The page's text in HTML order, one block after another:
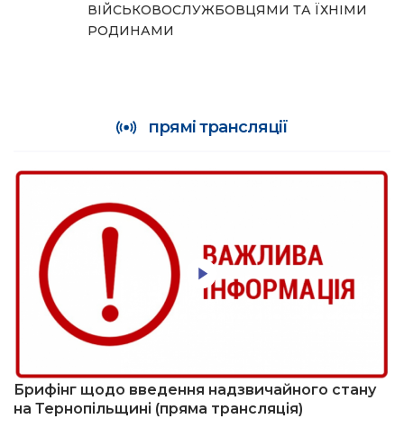
ВІЙСЬКОВОСЛУЖБОВЦЯМИ ТА ЇХНІМИ
РОДИНАМИ
прямі трансляції
Брифінг щодо введення надзвичайного стану
на Тернопільщині (пряма трансляція)